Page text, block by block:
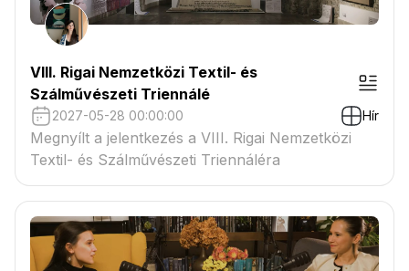
VIII. Rigai Nemzetközi Textil- és
Szálművészeti Triennálé
2027-05-28 00:00:00 Hír
Megnyílt a jelentkezés a VIII. Rigai Nemzetközi
Textil- és Szálművészeti Triennáléra